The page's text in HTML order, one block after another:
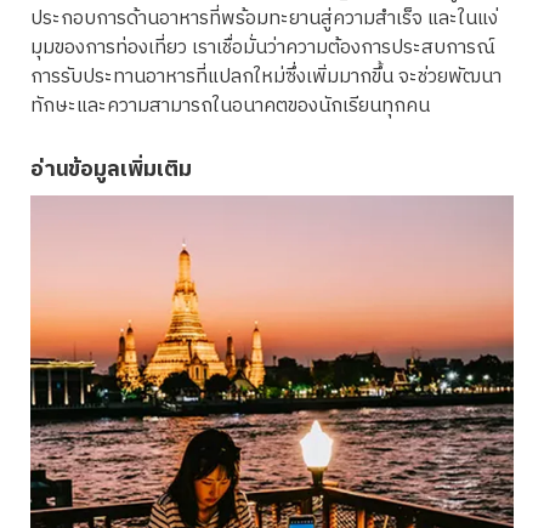
ประกอบการด้านอาหารที่พร้อมทะยานสู่ความสำเร็จ และในแง่
มุมของการท่องเที่ยว เราเชื่อมั่นว่าความต้องการประสบการณ์
การรับประทานอาหารที่แปลกใหม่ซึ่งเพิ่มมากขึ้น จะช่วยพัฒนา
ทักษะและความสามารถในอนาคตของนักเรียนทุกคน
อ่านข้อมูลเพิ่มเติม